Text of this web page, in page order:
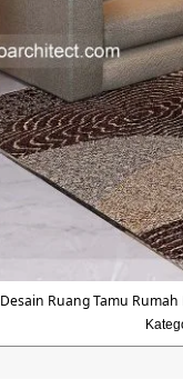
Desain Ruang Tamu Rumah